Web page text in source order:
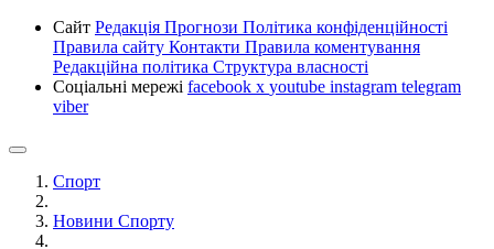
Сайт Редакція Прогнози Політика конфіденційності
Правила сайту Контакти Правила коментування
Редакційна політика Структура власності
Соціальні мережі facebook x youtube instagram telegram
viber
Спорт
Новини Спорту